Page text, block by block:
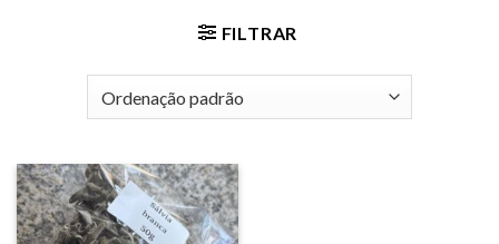
FILTRAR